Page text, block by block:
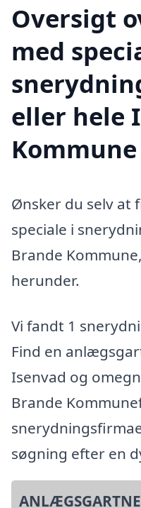
Oversigt
med
eller hele
Kommune
Ønsker du selv at
speciale i
Brande
herunder.
Vi fandt 1
Find en
Isenvad og
Brande
søgning efter en